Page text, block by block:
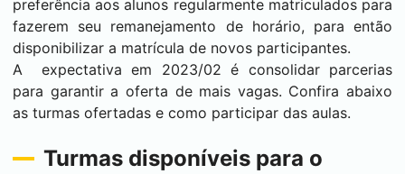
preferência aos alunos regularmente matriculados para
fazerem seu remanejamento de horário, para então
disponibilizar a matrícula de novos participantes.
A expectativa em 2023/02 é consolidar parcerias
para garantir a oferta de mais vagas. Confira abaixo
as turmas ofertadas e como participar das aulas.
Turmas disponíveis para o